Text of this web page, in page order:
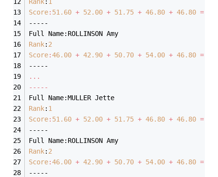
Score: 51.60 + 52.00 + 51.75 + 46.80 + 46.80 =
-----
Full Name:ROLLINSON Amy
Rank: 2
Score:46.00 + 42.90 + 50.70 + 54.00 + 46.80 =
-----
...
-----
Full Name:MULLER Jette
Rank: 1
Score: 51.60 + 52.00 + 51.75 + 46.80 + 46.80 =
-----
Full Name:ROLLINSON Amy
Rank: 2
Score:46.00 + 42.90 + 50.70 + 54.00 + 46.80 =
-----